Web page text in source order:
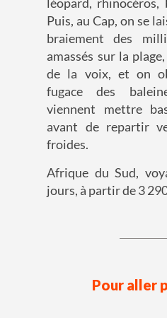
Puis, au Cap, on se
braiement des
amassés sur la
de la voix, et on
fugace des
viennent mettre
avant de repartir
froides.
Afrique du Sud,
jours, à partir de 3
Pour aller